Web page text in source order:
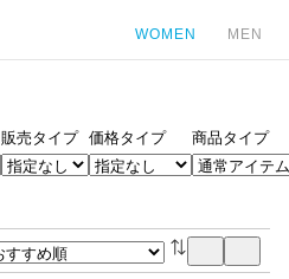
WOMEN MEN
販売タイプ 価格タイプ 商品タイプ